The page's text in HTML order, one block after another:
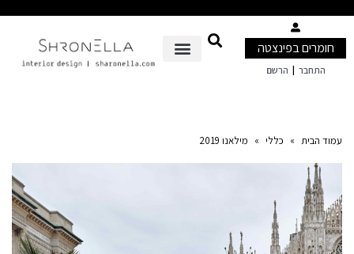
חומרים בפינצטה
התחבר | הרשם
עמוד הבית » כללי » מילאנו 2019